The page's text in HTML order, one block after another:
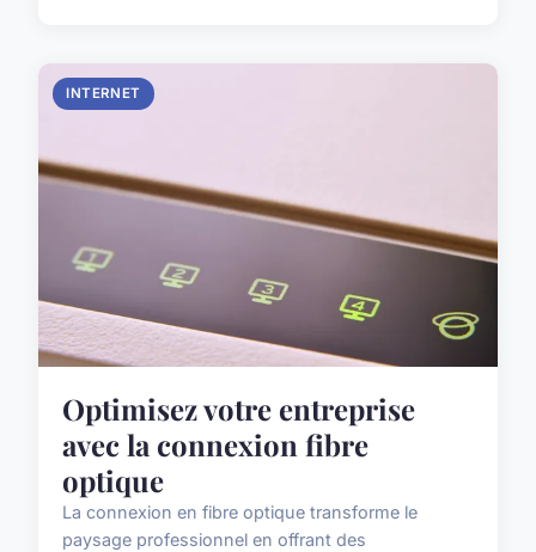
INTERNET
Optimisez votre entreprise
avec la connexion fibre
optique
La connexion en fibre optique transforme le
paysage professionnel en offrant des